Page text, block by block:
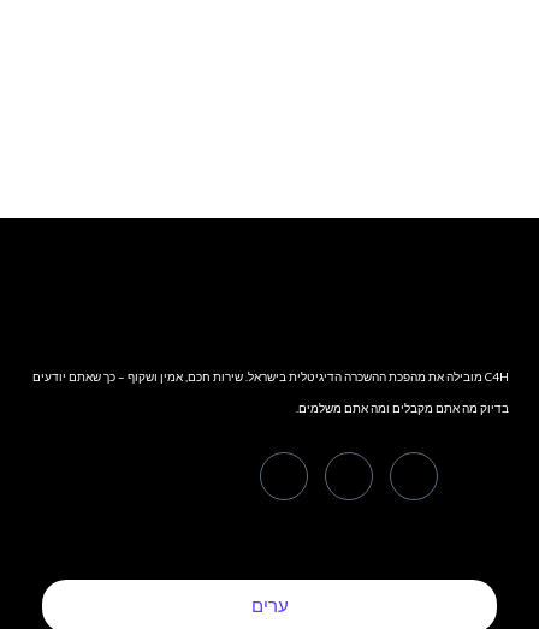
C4H מובילה את מהפכת ההשכרה הדיגיטלית בישראל. שירות חכם, אמין ושקוף – כך שאתם יודעים
בדיוק מה אתם מקבלים ומה אתם משלמים.
ערים